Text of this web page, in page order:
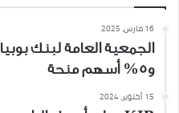
16 مارس، 2025
و5% أسهم منحة
15 أكتوبر، 2024